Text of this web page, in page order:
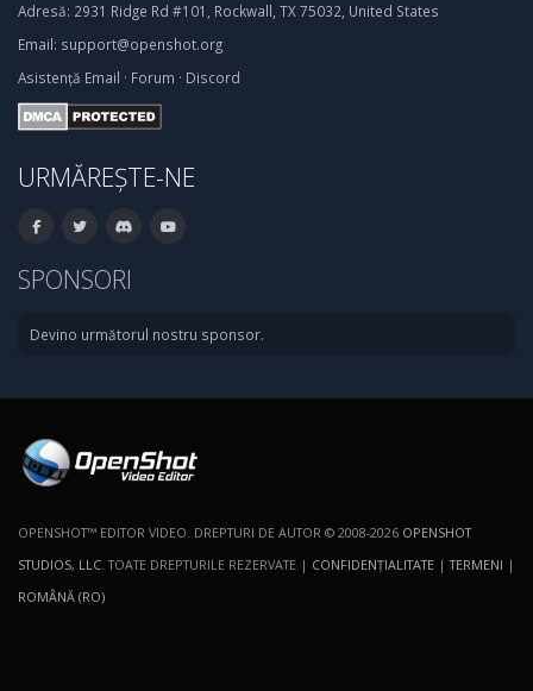
Adresă: 2931 Ridge Rd #101, Rockwall, TX 75032, United States
Email: support@openshot.org
Asistență Email · Forum · Discord
URMĂREȘTE-NE
SPONSORI
Devino următorul nostru sponsor.
OPENSHOT™ EDITOR VIDEO. DREPTURI DE AUTOR © 2008-2026 OPENSHOT
STUDIOS, LLC . TOATE DREPTURILE REZERVATE | CONFIDENŢIALITATE |TERMENI |
ROMÂNĂ (RO)